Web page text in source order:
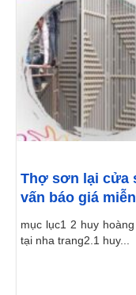
Thợ sơn lại cửa
vấn báo giá miễn
mục lục1 2 huy
tại nha trang2.1 huy...